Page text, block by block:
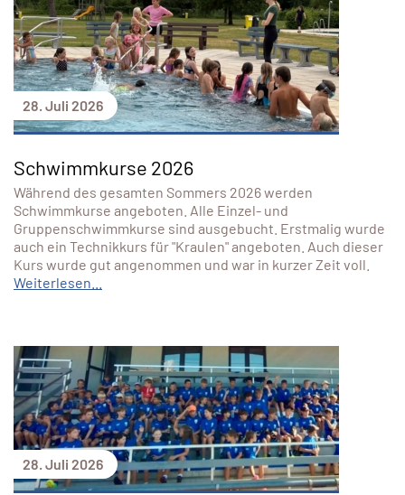
28. Juli 2026
Schwimmkurse 2026
Während des gesamten Sommers 2026 werden
Schwimmkurse angeboten. Alle Einzel- und
Gruppenschwimmkurse sind ausgebucht. Erstmalig wurde
auch ein Technikkurs für "Kraulen" angeboten. Auch dieser
Kurs wurde gut angenommen und war in kurzer Zeit voll.
Weiterlesen...
28. Juli 2026